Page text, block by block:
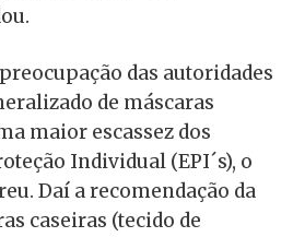
das autoridades
de máscaras
maior escassez dos
Individual (EPI´s), o
Daí a recomendação da
caseiras (tecido de